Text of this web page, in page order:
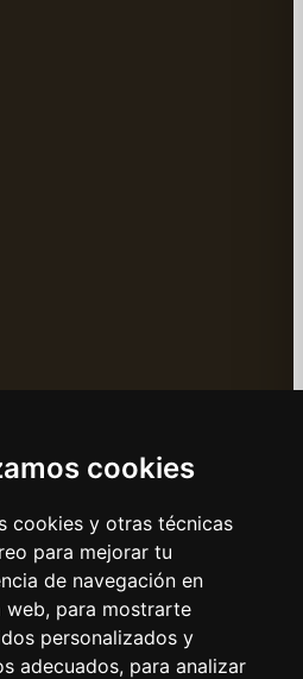
cookies
cookies y otras técnicas
para mejorar tu
de navegación en
web, para mostrarte
personalizados y
adecuados, para analizar